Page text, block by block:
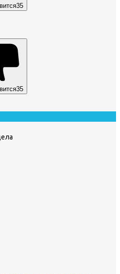
35
35